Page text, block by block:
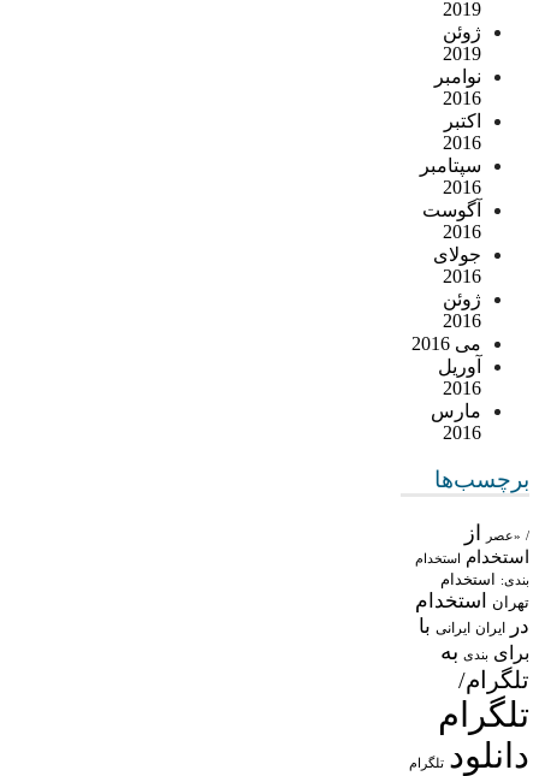
2019
ژوئن
2019
نوامبر
2016
اکتبر
2016
سپتامبر
2016
آگوست
2016
جولای
2016
ژوئن
2016
می 2016
آوریل
2016
مارس
2016
برچسب‌ها
/ «عصر از
استخدام استخدام
بندی: استخدام
تهران
استخدام
در
ایران ایرانی با
برای بندی به
تلگرام/
تلگرام
دانلود تلگرام